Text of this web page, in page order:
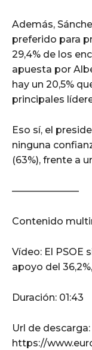
Además,
preferido para
29,4% de los
apuesta por
hay un 20,5%
principales
Eso sí, el
ninguna
(63%), frente a
———————
Contenido
Vídeo: El PSOE
apoyo del
Duración: 01:43
Url de descarga:
https://